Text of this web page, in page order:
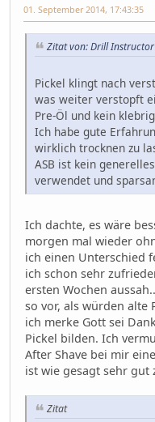
01. September 2014, 17:43:35
Zitat von: Drill
Pickel klingt nach
was weiter verstopft
Pre-Öl und kein
Ich habe gute
wirklich trocknen zu
ASB ist kein
verwendet und
Ich dachte, es wäre
morgen mal wieder
ich einen Unterschied
ich schon sehr
ersten Wochen
so vor, als würden alte
ich merke Gott sei
Pickel bilden. Ich
After Shave bei mir
ist wie gesagt sehr gut
Zitat